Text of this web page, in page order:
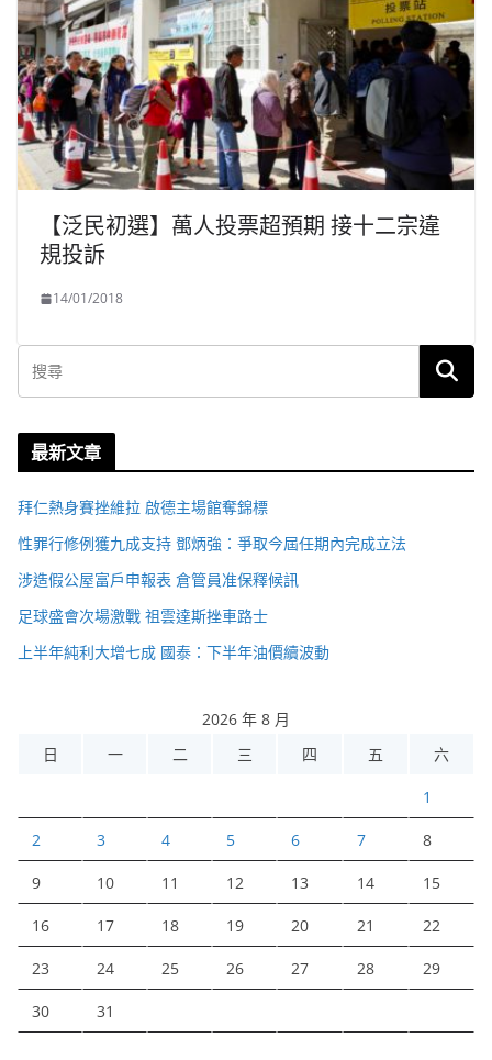
【泛民初選】萬人投票超預期 接十二宗違
規投訴
14/01/2018
最新文章
拜仁熱身賽挫維拉 啟德主場館奪錦標
性罪行修例獲九成支持 鄧炳強：爭取今屆任期內完成立法
涉造假公屋富戶申報表 倉管員准保釋候訊
足球盛會次場激戰 祖雲達斯挫車路士
上半年純利大增七成 國泰：下半年油價續波動
2026 年 8 月
日
一 二 三 四 五 六
1
2 3 4 5 6 7 8
9 10 11 12 13 14 15
16 17 18 19 20 21 22
23 24 25 26 27 28 29
30 31